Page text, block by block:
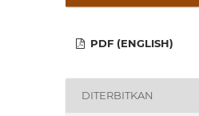
PDF (ENGLISH)
DITERBITKAN